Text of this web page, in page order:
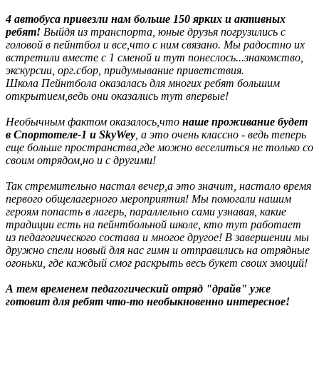
4 автобуса привезли нам больше 150 ярких и активных
ребят! Выйдя из транспорта, юные друзья погрузились с
головой в пейнтбол и все,что с ним связано. Мы радостно их
встретили вместе с 1 сменой и тут понеслось...знакомство,
экскурсии, орг.сбор, придумывание приветствия.
Школа Пейнтбола оказалась для многих ребят большим
открытием,ведь они оказались тут впервые!
Необычным фактом оказалось,что наше проживание будет
в Спортотеле-1 и SkyWey , а это очень классно - ведь теперь
еще больше пространства,где можно веселиться не только со
своим отрядом,но и с другими!
Так стремительно настал вечер,а это значит, настало время
первого общелагерного мероприятия! Мы помогали нашим
героям попасть в лагерь, параллельно сами узнавая, какие
традиции есть на пейнтбольной школе, кто тут работает
из педагогического состава и многое другое! В завершении мы
дружно спели новый для нас гимн и отправились на отрядные
огоньки, где каждый смог раскрыть весь букет своих эмоций!
А тем временем педагогический отряд "драйв" уже
готовит для ребят что-то необыкновенно интересное!